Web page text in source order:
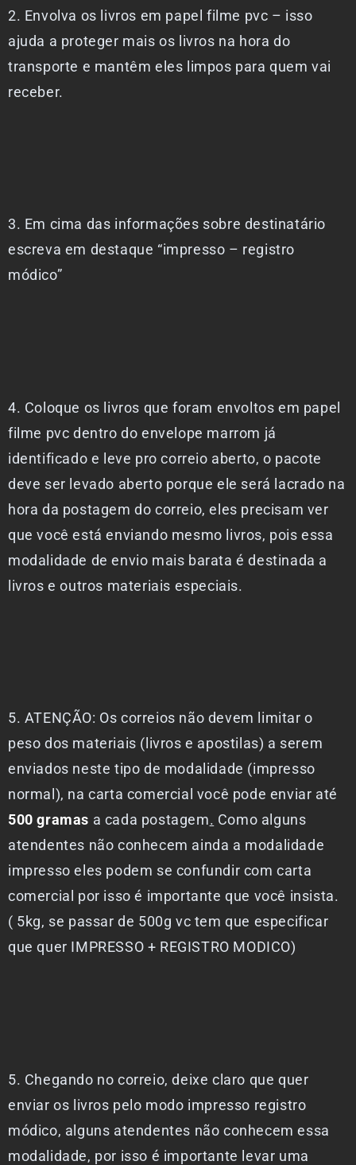
2. Envolva os livros em papel filme pvc – isso
ajuda a proteger mais os livros na hora do
transporte e mantêm eles limpos para quem vai
receber.
3. Em cima das informações sobre destinatário
escreva em destaque “impresso – registro
módico”
4. Coloque os livros que foram envoltos em papel
filme pvc dentro do envelope marrom já
identificado e leve pro correio aberto, o pacote
deve ser levado aberto porque ele será lacrado na
hora da postagem do correio, eles precisam ver
que você está enviando mesmo livros, pois essa
modalidade de envio mais barata é destinada a
livros e outros materiais especiais.
5. ATENÇÃO: Os correios não devem limitar o
peso dos materiais (livros e apostilas) a serem
enviados neste tipo de modalidade (impresso
normal), na carta comercial você pode enviar até
500 gramas a cada postagem. Como alguns
atendentes não conhecem ainda a modalidade
impresso eles podem se confundir com carta
comercial por isso é importante que você insista.
( 5kg, se passar de 500g vc tem que especificar
que quer IMPRESSO + REGISTRO MODICO)
5. Chegando no correio, deixe claro que quer
enviar os livros pelo modo impresso registro
módico, alguns atendentes não conhecem essa
modalidade, por isso é importante levar uma